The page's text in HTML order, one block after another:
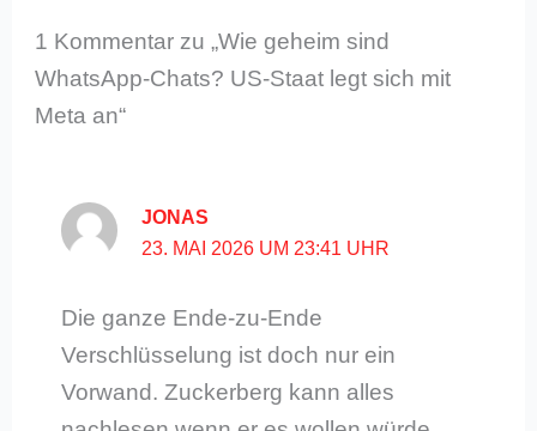
1 Kommentar zu „Wie geheim sind
WhatsApp-Chats? US-Staat legt sich mit
Meta an“
JONAS
23. MAI 2026 UM 23:41 UHR
Die ganze Ende-zu-Ende
Verschlüsselung ist doch nur ein
Vorwand. Zuckerberg kann alles